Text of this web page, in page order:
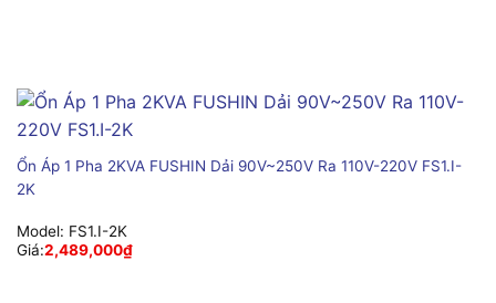
Ổn Áp 1 Pha 2KVA FUSHIN Dải 90V~250V Ra 110V-220V FS1.I-
2K
Model: FS1.I-2K
Giá:2,489,000₫